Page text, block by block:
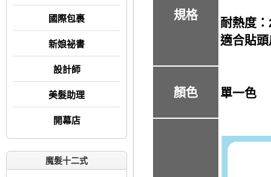
國際包裹
新娘祕書
設計師
美髮助理
開幕店
魔髮十二式
規格
耐熱度
適合貼
顏色 單一色